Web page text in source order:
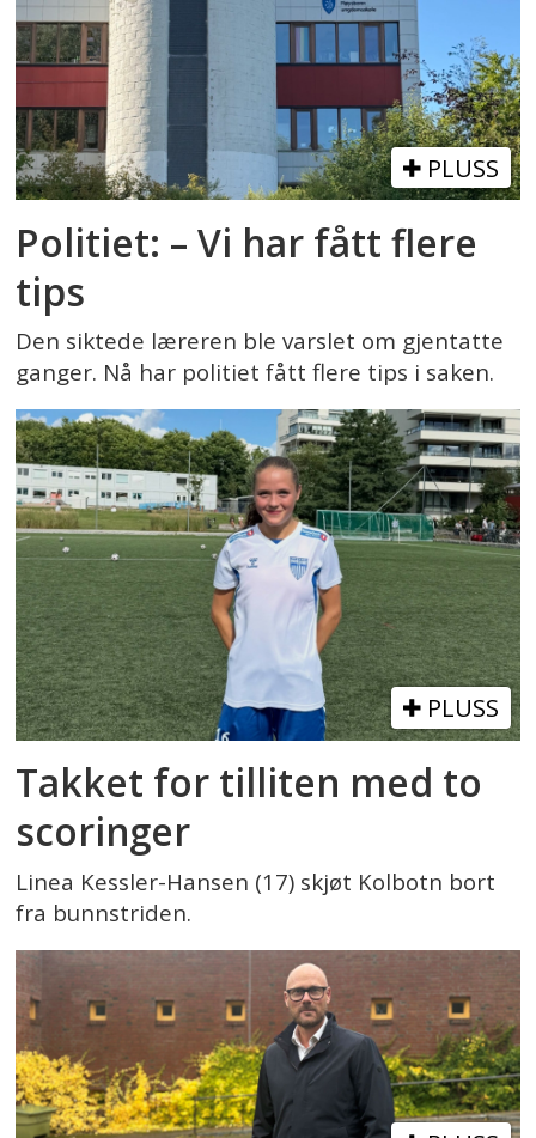
PLUSS
Politiet: – Vi har fått flere
tips
Den siktede læreren ble varslet om gjentatte
ganger. Nå har politiet fått flere tips i saken.
PLUSS
Takket for tilliten med to
scoringer
Linea Kessler-Hansen (17) skjøt Kolbotn bort
fra bunnstriden.